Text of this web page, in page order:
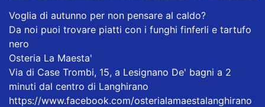
Voglia di autunno per non pensare al caldo?
Da noi puoi trovare piatti con i funghi finferli e tartufo
nero
Osteria La Maesta'
Via di Case Trombi, 15, a Lesignano De' bagni a 2
minuti dal centro di Langhirano
https://www.facebook.com/osterialamaestalanghirano